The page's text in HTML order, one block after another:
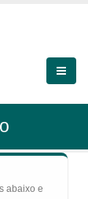
abaixo e